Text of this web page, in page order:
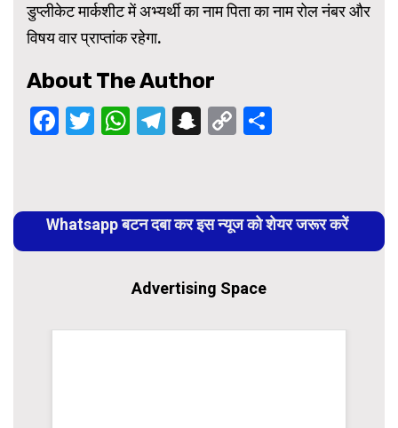
डुप्लीकेट मार्कशीट में अभ्यर्थी का नाम पिता का नाम रोल नंबर और
विषय वार प्राप्तांक रहेगा.
About The Author
Facebook
Twitter
WhatsApp
Telegram
Snapchat
Copy
Reading
Whatsapp बटन दबा कर इस न्यूज को शेयर जरूर करें
Advertising Space